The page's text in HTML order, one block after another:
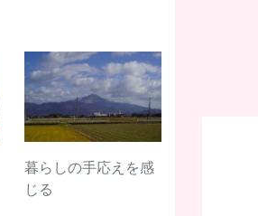
暮らしの手応えを感
じる